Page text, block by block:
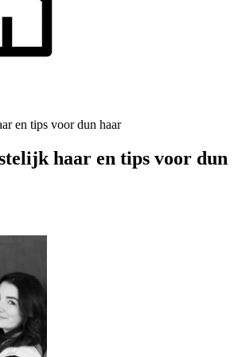
en tips voor dun haar
haar en tips voor dun